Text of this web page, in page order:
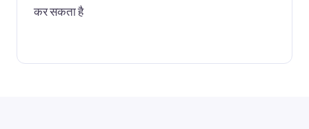
कर सकता है